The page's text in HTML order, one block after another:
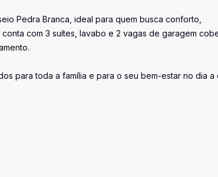
Pedra Branca, ideal para quem busca conforto,
com 3 suítes, lavabo e 2 vagas de garagem
para toda a família e para o seu bem-estar no dia a